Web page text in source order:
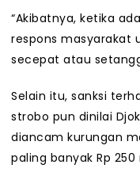
“Akibatnya, ketika
respons masyarakat
secepat atau
Selain itu, sanksi
strobo pun dinilai
diancam kurungan
paling banyak Rp 250